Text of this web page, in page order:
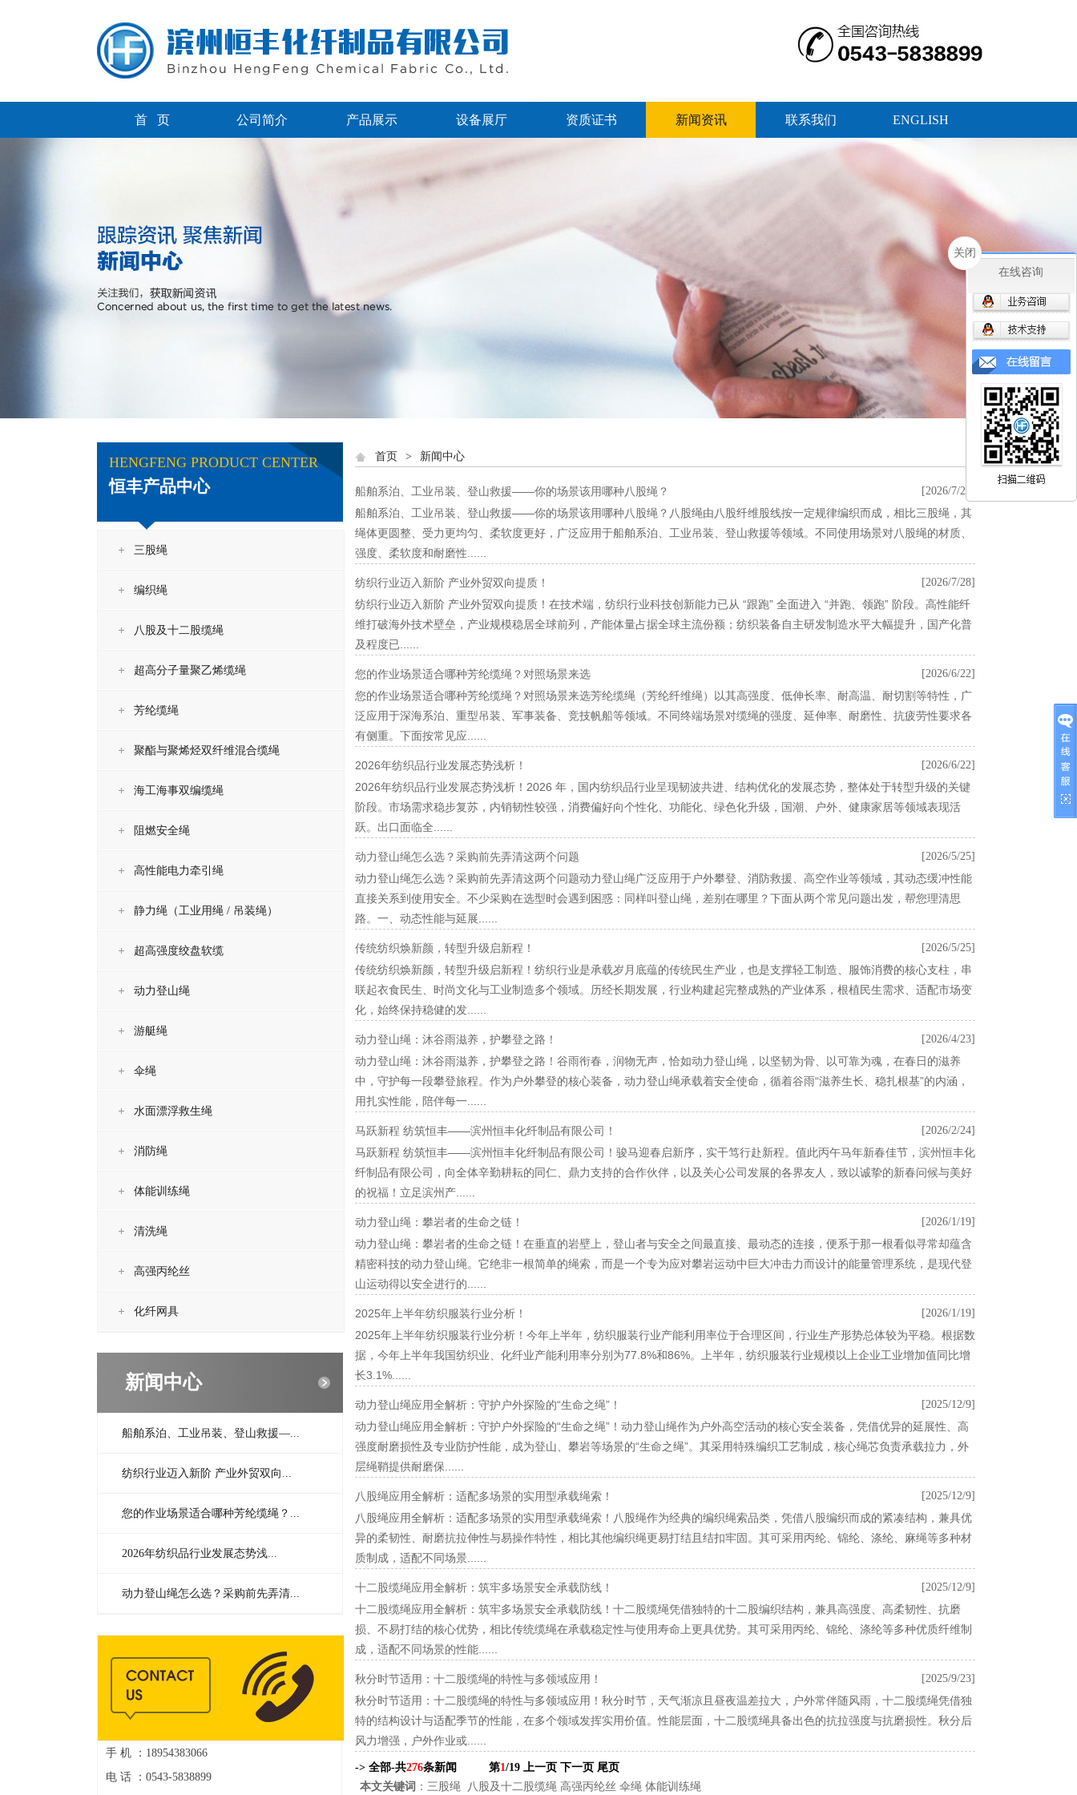
首 页 公司简介 产品展示 设备展厅 资质证书 新闻资讯 联系我们 ENGLISH
HENGFENG PRODUCT CENTER
恒丰产品中心
三股绳
编织绳
八股及十二股缆绳
超高分子量聚乙烯缆绳
芳纶缆绳
聚酯与聚烯烃双纤维混合缆绳
海工海事双编缆绳
阻燃安全绳
高性能电力牵引绳
静力绳（工业用绳 / 吊装绳）
超高强度绞盘软缆
动力登山绳
游艇绳
伞绳
水面漂浮救生绳
消防绳
体能训练绳
清洗绳
高强丙纶丝
化纤网具
新闻中心
船舶系泊、工业吊装、登山救援—...
纺织行业迈入新阶 产业外贸双向...
您的作业场景适合哪种芳纶缆绳？...
2026年纺织品行业发展态势浅...
动力登山绳怎么选？采购前先弄清...
手 机 ：18954383066
电 话 ：0543-5838899
首页 > 新闻中心
船舶系泊、工业吊装、登山救援——你的场景该用哪种八股绳？ [2026/7/28]
船舶系泊、工业吊装、登山救援——你的场景该用哪种八股绳？八股绳由八股纤维股线按一定规律编织而成，相比三股绳，其
绳体更圆整、受力更均匀、柔软度更好，广泛应用于船舶系泊、工业吊装、登山救援等领域。不同使用场景对八股绳的材质、
强度、柔软度和耐磨性......
纺织行业迈入新阶 产业外贸双向提质！ [2026/7/28]
纺织行业迈入新阶 产业外贸双向提质！在技术端，纺织行业科技创新能力已从 “跟跑” 全面进入 “并跑、领跑” 阶段。高性能纤
维打破海外技术壁垒，产业规模稳居全球前列，产能体量占据全球主流份额；纺织装备自主研发制造水平大幅提升，国产化普
及程度已......
您的作业场景适合哪种芳纶缆绳？对照场景来选 [2026/6/22]
您的作业场景适合哪种芳纶缆绳？对照场景来选芳纶缆绳（芳纶纤维绳）以其高强度、低伸长率、耐高温、耐切割等特性，广
泛应用于深海系泊、重型吊装、军事装备、竞技帆船等领域。不同终端场景对缆绳的强度、延伸率、耐磨性、抗疲劳性要求各
有侧重。下面按常见应......
2026年纺织品行业发展态势浅析！ [2026/6/22]
2026年纺织品行业发展态势浅析！2026 年，国内纺织品行业呈现韧波共进、结构优化的发展态势，整体处于转型升级的关键
阶段。市场需求稳步复苏，内销韧性较强，消费偏好向个性化、功能化、绿色化升级，国潮、户外、健康家居等领域表现活
跃。出口面临全......
动力登山绳怎么选？采购前先弄清这两个问题 [2026/5/25]
动力登山绳怎么选？采购前先弄清这两个问题动力登山绳广泛应用于户外攀登、消防救援、高空作业等领域，其动态缓冲性能
直接关系到使用安全。不少采购在选型时会遇到困惑：同样叫登山绳，差别在哪里？下面从两个常见问题出发，帮您理清思
路。一、动态性能与延展......
传统纺织焕新颜，转型升级启新程！ [2026/5/25]
传统纺织焕新颜，转型升级启新程！纺织行业是承载岁月底蕴的传统民生产业，也是支撑轻工制造、服饰消费的核心支柱，串
联起衣食民生、时尚文化与工业制造多个领域。历经长期发展，行业构建起完整成熟的产业体系，根植民生需求、适配市场变
化，始终保持稳健的发......
动力登山绳：沐谷雨滋养，护攀登之路！ [2026/4/23]
动力登山绳：沐谷雨滋养，护攀登之路！谷雨衔春，润物无声，恰如动力登山绳，以坚韧为骨、以可靠为魂，在春日的滋养
中，守护每一段攀登旅程。作为户外攀登的核心装备，动力登山绳承载着安全使命，循着谷雨“滋养生长、稳扎根基”的内涵，
用扎实性能，陪伴每一......
马跃新程 纺筑恒丰——滨州恒丰化纤制品有限公司！ [2026/2/24]
马跃新程 纺筑恒丰——滨州恒丰化纤制品有限公司！骏马迎春启新序，实干笃行赴新程。值此丙午马年新春佳节，滨州恒丰化
纤制品有限公司，向全体辛勤耕耘的同仁、鼎力支持的合作伙伴，以及关心公司发展的各界友人，致以诚挚的新春问候与美好
的祝福！立足滨州产......
动力登山绳：攀岩者的生命之链！ [2026/1/19]
动力登山绳：攀岩者的生命之链！在垂直的岩壁上，登山者与安全之间最直接、最动态的连接，便系于那一根看似寻常却蕴含
精密科技的动力登山绳。它绝非一根简单的绳索，而是一个专为应对攀岩运动中巨大冲击力而设计的能量管理系统，是现代登
山运动得以安全进行的......
2025年上半年纺织服装行业分析！ [2026/1/19]
2025年上半年纺织服装行业分析！今年上半年，纺织服装行业产能利用率位于合理区间，行业生产形势总体较为平稳。根据数
据，今年上半年我国纺织业、化纤业产能利用率分别为77.8%和86%。上半年，纺织服装行业规模以上企业工业增加值同比增
长3.1%......
动力登山绳应用全解析：守护户外探险的“生命之绳”！ [2025/12/9]
动力登山绳应用全解析：守护户外探险的“生命之绳”！动力登山绳作为户外高空活动的核心安全装备，凭借优异的延展性、高
强度耐磨损性及专业防护性能，成为登山、攀岩等场景的“生命之绳”。其采用特殊编织工艺制成，核心绳芯负责承载拉力，外
层绳鞘提供耐磨保......
八股绳应用全解析：适配多场景的实用型承载绳索！ [2025/12/9]
八股绳应用全解析：适配多场景的实用型承载绳索！八股绳作为经典的编织绳索品类，凭借八股编织而成的紧凑结构，兼具优
异的柔韧性、耐磨抗拉伸性与易操作特性，相比其他编织绳更易打结且结扣牢固。其可采用丙纶、锦纶、涤纶、麻绳等多种材
质制成，适配不同场景......
十二股缆绳应用全解析：筑牢多场景安全承载防线！ [2025/12/9]
十二股缆绳应用全解析：筑牢多场景安全承载防线！十二股缆绳凭借独特的十二股编织结构，兼具高强度、高柔韧性、抗磨
损、不易打结的核心优势，相比传统缆绳在承载稳定性与使用寿命上更具优势。其可采用丙纶、锦纶、涤纶等多种优质纤维制
成，适配不同场景的性能......
秋分时节适用：十二股缆绳的特性与多领域应用！ [2025/9/23]
秋分时节适用：十二股缆绳的特性与多领域应用！秋分时节，天气渐凉且昼夜温差拉大，户外常伴随风雨，十二股缆绳凭借独
特的结构设计与适配季节的性能，在多个领域发挥实用价值。性能层面，十二股缆绳具备出色的抗拉强度与抗磨损性。秋分后
风力增强，户外作业或......
-> 全部-共276条新闻 第1/19 上一页 下一页 尾页
本文关键词 ： 三股绳 八股及十二股缆绳 高强丙纶丝 伞绳 体能训练绳
在线咨询
关闭